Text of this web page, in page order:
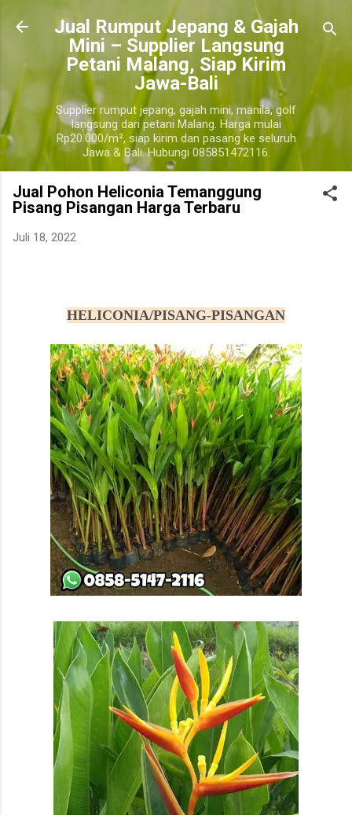
Langsung ke konten utama
​Jual Rumput Jepang & Gajah
Mini – Supplier Langsung
Petani Malang, Siap Kirim
Jawa-Bali
Supplier rumput jepang, gajah mini, manila, golf
langsung dari petani Malang. Harga mulai
Rp20.000/m², siap kirim dan pasang ke seluruh
Jawa & Bali. Hubungi 085851472116.
Jual Pohon Heliconia Temanggung
Pisang Pisangan Harga Terbaru
Juli 18, 2022
HELICONIA/PISANG-PISANGAN